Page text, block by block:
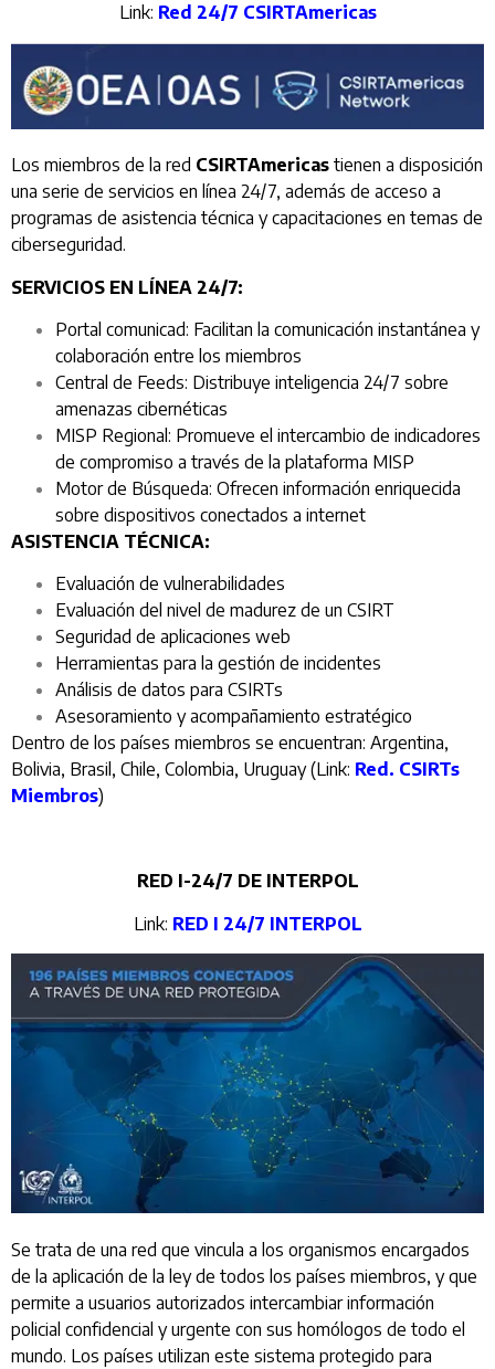
Link: Red 24/7 CSIRTAmericas
Los miembros de la red CSIRTAmericas tienen a disposición
una serie de servicios en línea 24/7, además de acceso a
programas de asistencia técnica y capacitaciones en temas de
ciberseguridad.
SERVICIOS EN LÍNEA 24/7:
Portal comunicad: Facilitan la comunicación instantánea y
colaboración entre los miembros
Central de Feeds: Distribuye inteligencia 24/7 sobre
amenazas cibernéticas
MISP Regional: Promueve el intercambio de indicadores
de compromiso a través de la plataforma MISP
Motor de Búsqueda: Ofrecen información enriquecida
sobre dispositivos conectados a internet
ASISTENCIA TÉCNICA:
Evaluación de vulnerabilidades
Evaluación del nivel de madurez de un CSIRT
Seguridad de aplicaciones web
Herramientas para la gestión de incidentes
Análisis de datos para CSIRTs
Asesoramiento y acompañamiento estratégico
Dentro de los países miembros se encuentran: Argentina,
Bolivia, Brasil, Chile, Colombia, Uruguay (Link: Red. CSIRTs
Miembros)
RED I-24/7 DE INTERPOL
Link: RED I 24/7 INTERPOL
Se trata de una red que vincula a los organismos encargados
de la aplicación de la ley de todos los países miembros, y que
permite a usuarios autorizados intercambiar información
policial confidencial y urgente con sus homólogos de todo el
mundo. Los países utilizan este sistema protegido para